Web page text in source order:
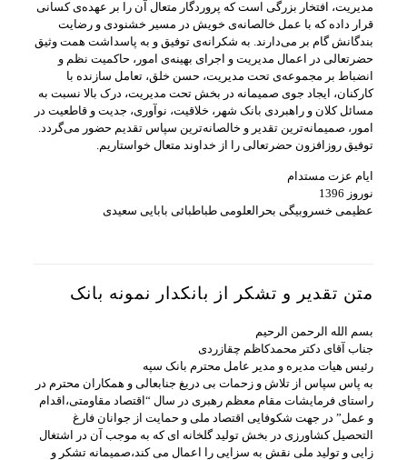
مدیریت، افتخار بزرگی است که پروردگار متعال آن را بر عهده‌ی کسانی
قرار داده که با عمل خالصانه‌ی خویش در مسیر خشنودی و رضایت
بندگانش گام بر می‌دارند. به شکرانه‌ی توفیق و به پاسداشت همت وثیق
حضرتعالی در اعمال مدیریت و اجرای بهینه‌ی امور، حاکمیت نظم و
انضباط بر مجموعه‌ی تحت مدیریت، حسن خلق، تعامل سازنده با
کارکنان، ایجاد جوی صمیمانه در بخش تحت مدیریت، درک بالا نسبت به
مسائل کلان و راهبردی بانک شهر، خلاقیت، نوآوری، جدیت و قاطعیت در
امور، صمیمانه‌ترین تقدیر و خالصانه‌ترین سپاس تقدیم حضور می‌گردد.
توفیق روزافزون حضرتعالی را از خداوند متعال خواستاریم.
ایام عزت مستدام
نوروز 1396
عظیمی خسروبیگی بحرالعلومی طباطبائی بابایی سعیدی
متن تقدیر و تشکر از بانکدار نمونه بانک
بسم الله الرحمن الرحیم
جناب آقای دکتر محمدکاظم چقازردی
رئیس هیات مدیره و مدیر عامل محترم بانک سپه
به پاس سپاس از تلاش و زحمات بی دریغ جنابعالی و همکاران محترم در
راستای فرمایشات مقام معظم رهبری در سال “اقتصاد مقاومتی،اقدام
و عمل” در جهت شکوفایی اقتصاد ملی و حمایت از جوانان فارغ
التحصیل کشاورزی در بخش تولید گلخانه ای که به موجب آن در اشتغال
زایی و تولید ملی نقش به سزایی را اعمال می کند،صمیمانه تشکر و